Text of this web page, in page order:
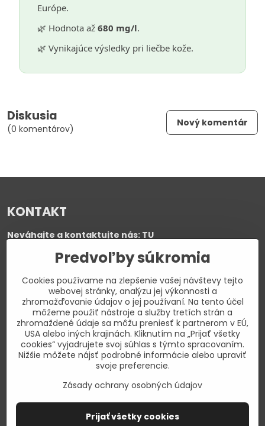
Európe.
🌿 Hodnota až 680 mg/l.
🌿 Vynikajúce výsledky pri liečbe kože.
Diskusia
(0 komentárov)
Nový komentár
KONTAKT
Neváhajte a kontaktujte nás: TU
Poradenstvo:info@psoriashop.sk
UŽITOČNÉ ODKAZY
BLOG
O nás
Najčastejšie kladené otázky
Predvoľby súkromia
Cookies používame na zlepšenie vašej návštevy tejto
webovej stránky, analýzu jej výkonnosti a
zhromažďovanie údajov o jej používaní. Na tento účel
môžeme použiť nástroje a služby tretích strán a
zhromaždené údaje sa môžu preniesť k partnerom v EÚ,
USA alebo iných krajinách. Kliknutím na „Prijať všetky
cookies“ vyjadrujete svoj súhlas s týmto spracovaním.
Nižšie môžete nájsť podrobné informácie alebo upraviť
svoje preferencie.
Zásady ochrany osobných údajov
Prijať všetky cookies